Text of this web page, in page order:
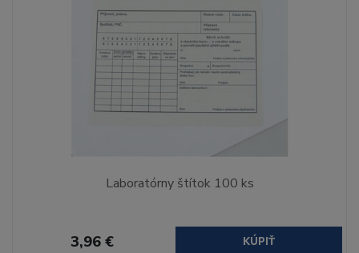
Laboratórny štítok 100 ks
3,96 € KÚPIŤ